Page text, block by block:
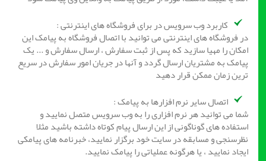
کاربرد وب سرویس در برای فروشگاه های اینترنتی :
در فروشگاه های اینترنتی می توانید با اتصال فروشگاه به پیامک این
امکان را مهیا سازید که پس از ثبت سفارش ، ارسال سفارش و ... یک
پیامک به مشتریان ارسال گردد و آنها در جریان امور سفارش در سریع
ترین زمان ممکن قرار دهید
اتصال سایر نرم افزارها به پیامک :
شما می توانید هر نرم افزاری را به وب سرویس متصل نمایید و
استفاده های گوناگونی از این ارسال پیام کوتاه داشته باشید مثلا
نظرسنجی و مسابقه در سایت خود برگزار نمایید، خبرنامه های پیامکی
ایجاد نمایید ، یا هرگونه عملیاتی را پیامک نمایید.